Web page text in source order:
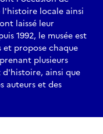
locale ainsi
laissé leur
1992, le musée est
et propose chaque
plusieurs
ainsi que
auteurs et des